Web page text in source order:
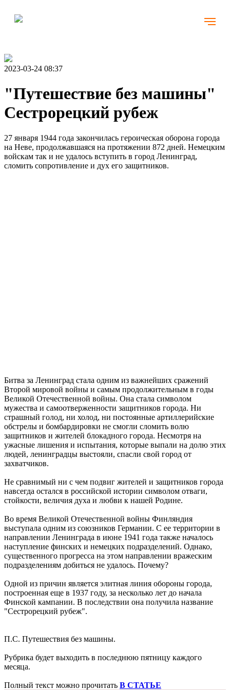
2023-03-24 08:37
"Путешествие без машины"
Сестрорецкий рубеж
27 января 1944 года закончилась героическая оборона города
на Неве, продолжавшаяся на протяжении 872 дней. Немецким
войскам так и не удалось вступить в город Ленинград,
сломить сопротивление и дух его защитников.
Битва за Ленинград стала одним из важнейших сражений
Второй мировой войны и самым продолжительным в годы
Великой Отечественной войны. Она стала символом
мужества и самоотверженности защитников города. Ни
страшный голод, ни холод, ни постоянные артиллерийские
обстрелы и бомбардировки не смогли сломить волю
защитников и жителей блокадного города. Несмотря на
ужасные лишения и испытания, которые выпали на долю этих
людей, ленинградцы выстояли, спасли свой город от
захватчиков.
Не сравнимый ни с чем подвиг жителей и защитников города
навсегда остался в российской истории символом отваги,
стойкости, величия духа и любви к нашей Родине.
Во время Великой Отечественной войны Финляндия
выступала одним из союзников Германии. С ее территории в
направлении Ленинграда в июне 1941 года также началось
наступление финских и немецких подразделений. Однако,
существенного прогресса на этом направлении вражеским
подразделениям добиться не удалось. Почему?
Одной из причин является элитная линия обороны города,
построенная еще в 1937 году, за несколько лет до начала
Финской кампании. В последствии она получила название
"Сестрорецкий рубеж".
П.С. Путешествия без машины.
Рубрика будет выходить в последнюю пятницу каждого
месяца.
Полный текст можно прочитать В СТАТЬЕ